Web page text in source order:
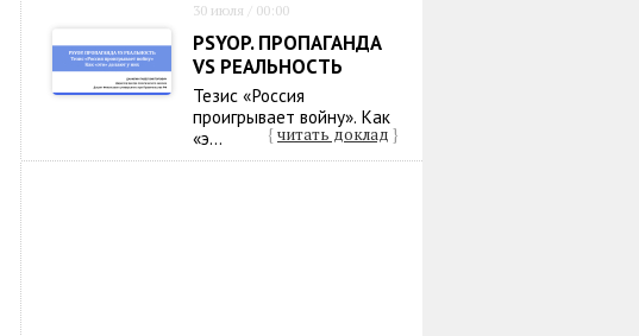
30 июля / 00:00
PSYOP. ПРОПАГАНДА
VS РЕАЛЬНОСТЬ
Тезис «Россия
проигрывает войну». Как
«э...
{ читать доклад }